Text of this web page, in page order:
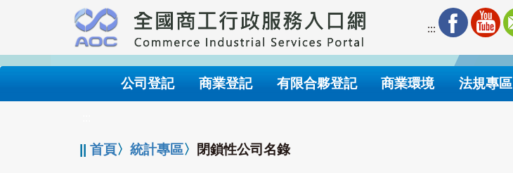
要
內
:::
公司登記 商業登記 有限合夥登記 商業環境 法規專區
||首頁〉統計專區〉 閉鎖性公司名錄